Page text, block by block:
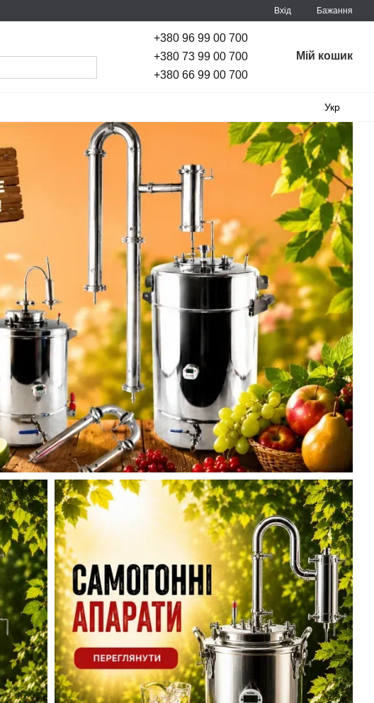
Вхід Бажання
+380 96 99 00 700
+380 73 99 00 700
+380 66 99 00 700
Мій кошик
Укр